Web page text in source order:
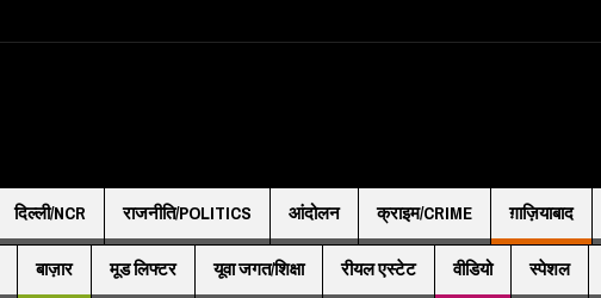
दिल्ली/NCR राजनीति/POLITICS आंदोलन क्राइम/CRIME ग़ाज़ियाबाद
बाज़ार मूड लिफ्टर यूवा जगत/शिक्षा रीयल एस्टेट वीडियो स्पेशल